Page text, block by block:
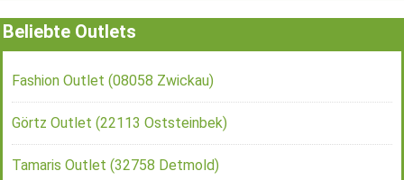
Beliebte Outlets
Fashion Outlet (08058 Zwickau)
Görtz Outlet (22113 Oststeinbek)
Tamaris Outlet (32758 Detmold)